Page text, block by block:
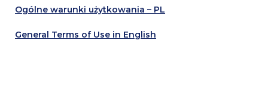
Ogólne warunki użytkowania – PL
General Terms of Use in English